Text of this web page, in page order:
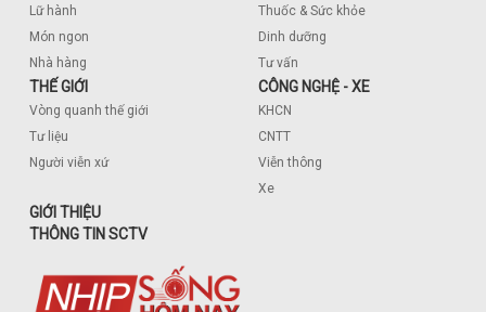
Lữ hành
Món ngon
Nhà hàng
Thuốc & Sức khỏe
Dinh dưỡng
Tư vấn
THẾ GIỚI
Vòng quanh thế giới
Tư liệu
Người viễn xứ
CÔNG NGHỆ - XE
KHCN
CNTT
Viễn thông
Xe
GIỚI THIỆU
THÔNG TIN SCTV